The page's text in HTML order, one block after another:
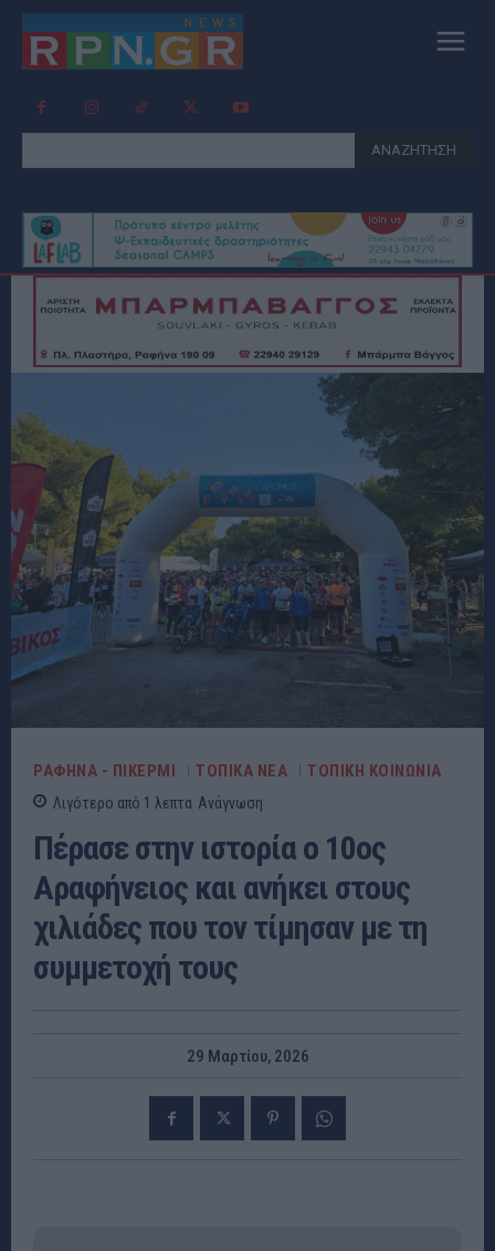
ΑΝΑΖΗΤΗΣΗ
ΡΑΦΗΝΑ - ΠΙΚΕΡΜΙ ΤΟΠΙΚΑ ΝΕΑ ΤΟΠΙΚΗ ΚΟΙΝΩΝΙΑ
Λιγότερο από 1 λεπτα Ανάγνωση
Πέρασε στην ιστορία ο 10ος
Αραφήνειος και ανήκει στους
χιλιάδες που τον τίμησαν με τη
συμμετοχή τους
29 Μαρτίου, 2026